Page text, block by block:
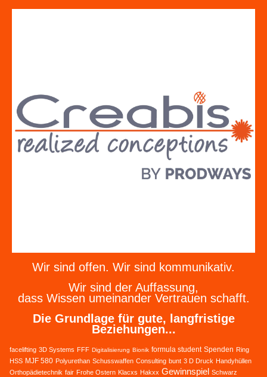
Wir sind offen. Wir sind kommunikativ.
Wir sind der Auffassung,
dass Wissen umeinander Vertrauen schafft.
Die Grundlage für gute, langfristige
Beziehungen...
facelifting 3D Systems FFF Digitalisierung Bionik formula student Spenden Ring
HSS MJF 580 Polyurethan Schusswaffen Consulting bunt 3 D Druck Handyhüllen
Orthopädietechnik fair Frohe Ostern Klacxs Hakxx Gewinnspiel Schwarz